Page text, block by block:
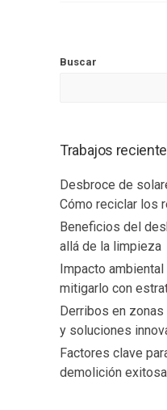
Buscar
Trabajos
Desbroce de
Cómo reciclar los
Beneficios del
allá de la limpieza
Impacto
mitigarlo con
Derribos en
y soluciones
Factores clave
demolición exitosa